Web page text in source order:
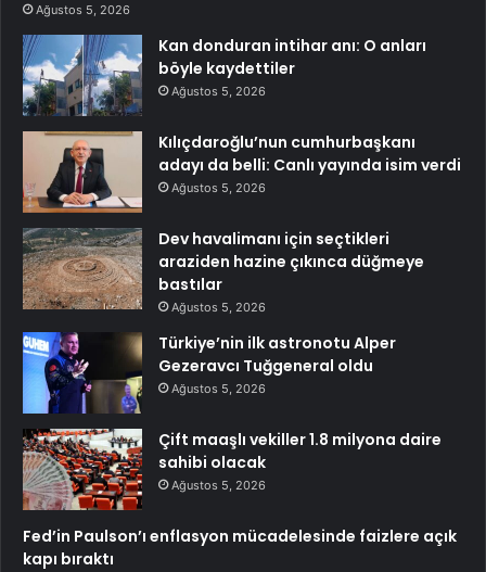
Ağustos 5, 2026
Kan donduran intihar anı: O anları
böyle kaydettiler
Ağustos 5, 2026
Kılıçdaroğlu’nun cumhurbaşkanı
adayı da belli: Canlı yayında isim verdi
Ağustos 5, 2026
Dev havalimanı için seçtikleri
araziden hazine çıkınca düğmeye
bastılar
Ağustos 5, 2026
Türkiye’nin ilk astronotu Alper
Gezeravcı Tuğgeneral oldu
Ağustos 5, 2026
Çift maaşlı vekiller 1.8 milyona daire
sahibi olacak
Ağustos 5, 2026
Fed’in Paulson’ı enflasyon mücadelesinde faizlere açık
kapı bıraktı